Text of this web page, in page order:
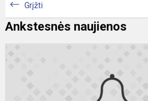
Grįžti
Ankstesnės naujienos